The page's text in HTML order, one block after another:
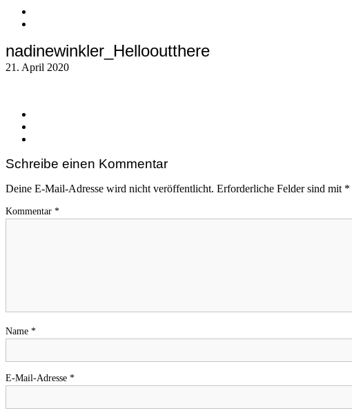
nadinewinkler_Hellooutthere
21. April 2020
Schreibe einen Kommentar
Deine E-Mail-Adresse wird nicht veröffentlicht. Erforderliche Felder sind mit *
Kommentar *
Name *
E-Mail-Adresse *